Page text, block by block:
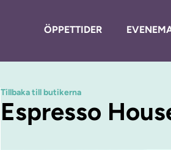
ÖPPETTIDER
Tillbaka till butikerna
Espresso